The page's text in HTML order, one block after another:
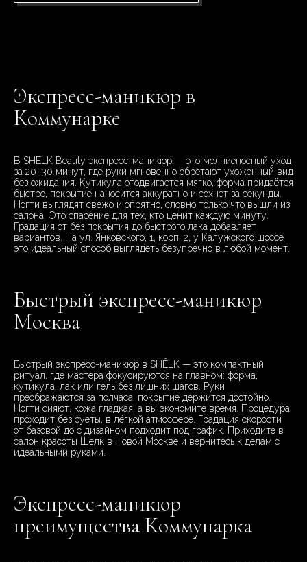
Экспресс-маникюр в
Коммунарке
В SHELK Beauty экспресс-маникюр — это молниеносный уход
за 20–30 минут, где руки мгновенно обретают ухоженный вид
без ожидания. Кутикула отодвигается мягко, форма придаётся
быстро, покрытие наносится аккуратно и сохнет за секунды.
Ногти выглядят свежо и опрятно, словно только что вышли из
салона. Это спасение для тех, кто ценит каждую минуту.
Градация от без покрытия до быстрого лака добавляет
вариантов. На ул. Янковского, 1, корп. 2, у Калужского шоссе
это идеальный способ выглядеть безупречно в любой момент.
Быстрый экспресс-маникюр
Москва
Быстрый экспресс-маникюр в SHÊLK — это компактный
ритуал, где мастера фокусируются на главном: форма,
кутикула, лак или гель без лишних шагов. Руки
преображаются за полчаса, покрытие держится достойно.
Ногти сияют, кожа гладкая, а вы экономите время. Процедура
проходит без суеты, в лёгкой атмосфере. Градация скорости
от базовой до с дизайном подходит под график. Приходите в
салон красоты Шелк в Новой Москве и вернитесь к делам с
идеальными руками.
Экспресс-маникюр
преимущества Коммунарка